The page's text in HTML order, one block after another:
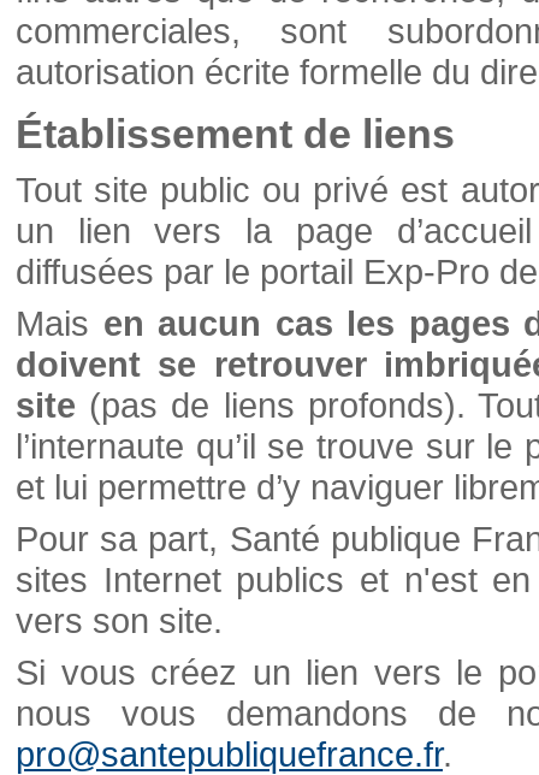
commerciales, sont
autorisation écrite formelle du
Établissement de liens
Tout site public ou privé est
un lien vers la page
diffusées par le portail Exp-Pro
Mais en aucun cas les pages
doivent se retrouver
site (pas de liens profonds).
l’internaute qu’il se trouve sur
et lui permettre d’y naviguer
Pour sa part, Santé publique
sites Internet publics et n'est
vers son site.
Si vous créez un lien vers le
nous vous demandons de
pro@santepubliquefrance.fr.